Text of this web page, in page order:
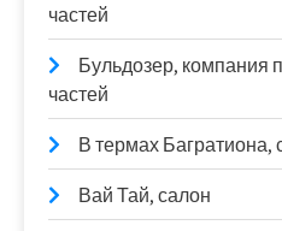
частей
Бульдозер, компания
частей
В термах Багратиона,
Вай Тай, салон